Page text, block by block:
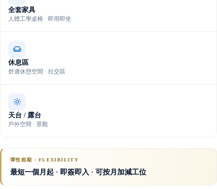
全套家具
人體工學桌椅 · 即用即坐
休息區
舒適休憩空間 · 社交區
天台 / 露台
戶外空間 · 景觀
彈性租期 · FLEXIBILITY
最短一個月起 · 即簽即入 · 可按月加減工位